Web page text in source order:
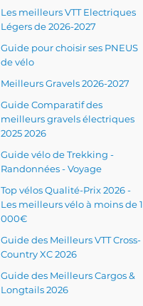
Les meilleurs VTT Electriques
Légers de 2026-2027
Guide pour choisir ses PNEUS
de vélo
Meilleurs Gravels 2026-2027
Guide Comparatif des
meilleurs gravels électriques
2025 2026
Guide vélo de Trekking -
Randonnées - Voyage
Top vélos Qualité-Prix 2026 -
Les meilleurs vélo à moins de 1
000€
Guide des Meilleurs VTT Cross-
Country XC 2026
Guide des Meilleurs Cargos &
Longtails 2026